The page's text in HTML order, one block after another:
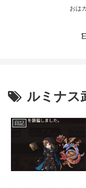
おは
ルミナス
日記